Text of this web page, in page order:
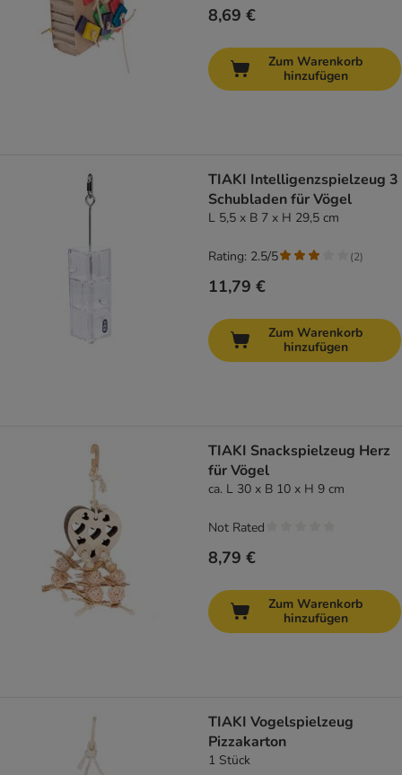
8,69 €
Zum Warenkorb
hinzufügen
TIAKI Intelligenzspielzeug 3
Schubladen für Vögel
L 5,5 x B 7 x H 29,5 cm
11,79 €
Rating: 2.5/5 (2)
Zum Warenkorb
hinzufügen
TIAKI Snackspielzeug Herz
für Vögel
ca. L 30 x B 10 x H 9 cm
8,79 €
Not Rated
Zum Warenkorb
hinzufügen
TIAKI Vogelspielzeug
Pizzakarton
1 Stück